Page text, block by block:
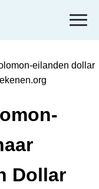
eilanden dollar
Dollar